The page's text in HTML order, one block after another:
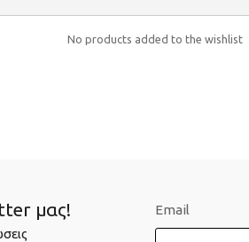
No products added to the wishlist
μας! Email